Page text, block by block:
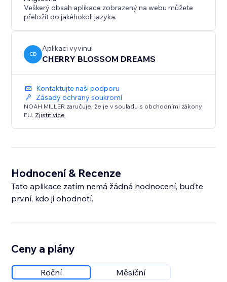
Veškerý obsah aplikace zobrazený na webu můžete
přeložit do jakéhokoli jazyka.
CD
Aplikaci vyvinul
CHERRY BLOSSOM DREAMS
Kontaktujte naši podporu
Zásady ochrany soukromí
NOAH MILLER zaručuje, že je v souladu s obchodními zákony
EU. Zjistit více
Hodnocení & Recenze
Tato aplikace zatím nemá žádná hodnocení, buďte
první, kdo ji ohodnotí.
Ceny a plány
Roční Měsíční